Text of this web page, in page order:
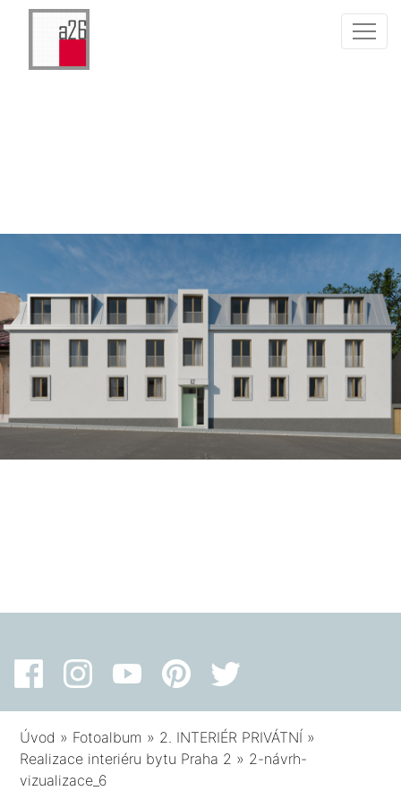
Úvod » Fotoalbum » 2. INTERIÉR PRIVÁTNÍ »
Realizace interiéru bytu Praha 2 » 2-návrh-
vizualizace_6